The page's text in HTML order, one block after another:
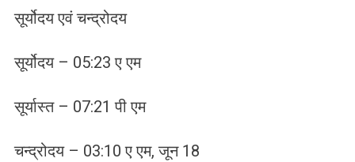
सूर्योदय एवं चन्द्रोदय
सूर्योदय – 05:23 ए एम
सूर्यास्त – 07:21 पी एम
चन्द्रोदय – 03:10 ए एम, जून 18